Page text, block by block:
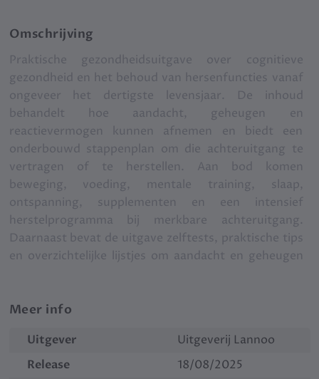
Omschrijving
Praktische gezondheidsuitgave over cognitieve
gezondheid en het behoud van hersenfuncties vanaf
ongeveer het dertigste levensjaar. De inhoud
behandelt hoe aandacht, geheugen en
reactievermogen kunnen afnemen en biedt een
onderbouwd stappenplan om die achteruitgang te
vertragen of te herstellen. Aan bod komen
beweging, voeding, mentale training, slaap,
ontspanning, supplementen en een intensief
herstelprogramma bij merkbare achteruitgang.
Daarnaast bevat de uitgave zelftests, praktische tips
en overzichtelijke lijstjes om aandacht en geheugen
Meer info
Uitgever
Uitgeverij Lannoo
Release
18/08/2025